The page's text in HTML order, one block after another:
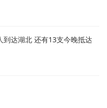
达湖北 还有13支今晚抵达